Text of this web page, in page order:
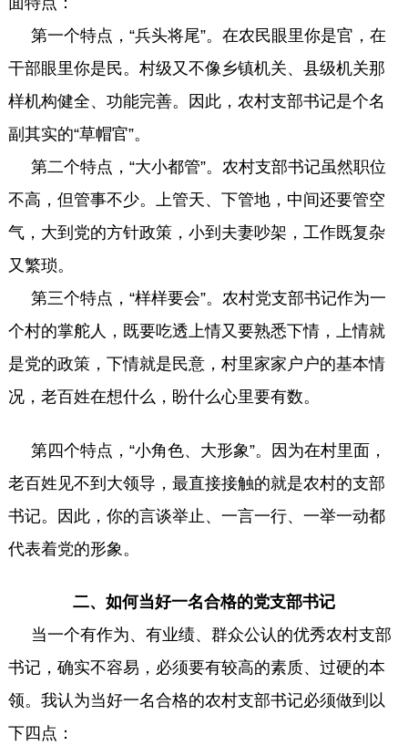
第一个特点，“兵头将尾”。在农民眼里你是官，在
干部眼里你是民。村级又不像乡镇机关、县级机关那
样机构健全、功能完善。因此，农村支部书记是个名
副其实的“草帽官”。
第二个特点，“大小都管”。农村支部书记虽然职位
不高，但管事不少。上管天、下管地，中间还要管空
气，大到党的方针政策，小到夫妻吵架，工作既复杂
又繁琐。
第三个特点，“样样要会”。农村党支部书记作为一
个村的掌舵人，既要吃透上情又要熟悉下情，上情就
是党的政策，下情就是民意，村里家家户户的基本情
况，老百姓在想什么，盼什么心里要有数。
第四个特点，“小角色、大形象”。因为在村里面，
老百姓见不到大领导，最直接接触的就是农村的支部
书记。因此，你的言谈举止、一言一行、一举一动都
代表着党的形象。
二、如何当好一名合格的党支部书记
当一个有作为、有业绩、群众公认的优秀农村支部
书记，确实不容易，必须要有较高的素质、过硬的本
领。我认为当好一名合格的农村支部书记必须做到以
下四点：